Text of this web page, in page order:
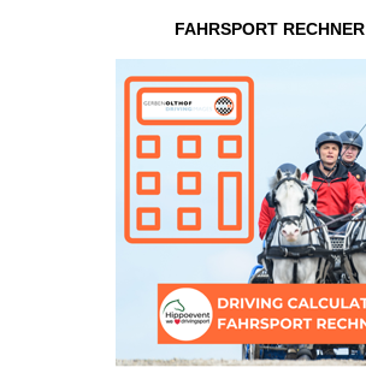
FAHRSPORT RECHNER